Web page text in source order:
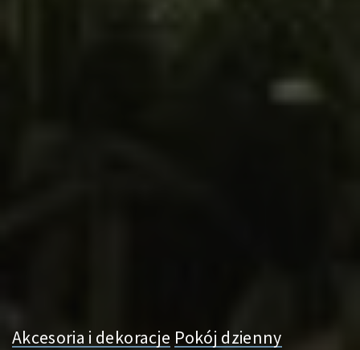
Akcesoria i dekoracje Pokój dzienny